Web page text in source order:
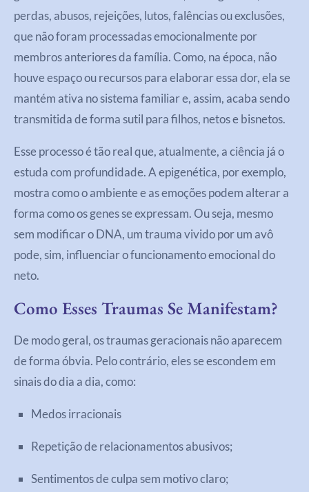
perdas, abusos, rejeições, lutos, falências ou exclusões,
que não foram processadas emocionalmente por
membros anteriores da família. Como, na época, não
houve espaço ou recursos para elaborar essa dor, ela se
mantém ativa no sistema familiar e, assim, acaba sendo
transmitida de forma sutil para filhos, netos e bisnetos.
Esse processo é tão real que, atualmente, a ciência já o
estuda com profundidade. A epigenética, por exemplo,
mostra como o ambiente e as emoções podem alterar a
forma como os genes se expressam. Ou seja, mesmo
sem modificar o DNA, um trauma vivido por um avô
pode, sim, influenciar o funcionamento emocional do
neto.
Como Esses Traumas Se Manifestam?
De modo geral, os traumas geracionais não aparecem
de forma óbvia. Pelo contrário, eles se escondem em
sinais do dia a dia, como:
Medos irracionais
Repetição de relacionamentos abusivos;
Sentimentos de culpa sem motivo claro;